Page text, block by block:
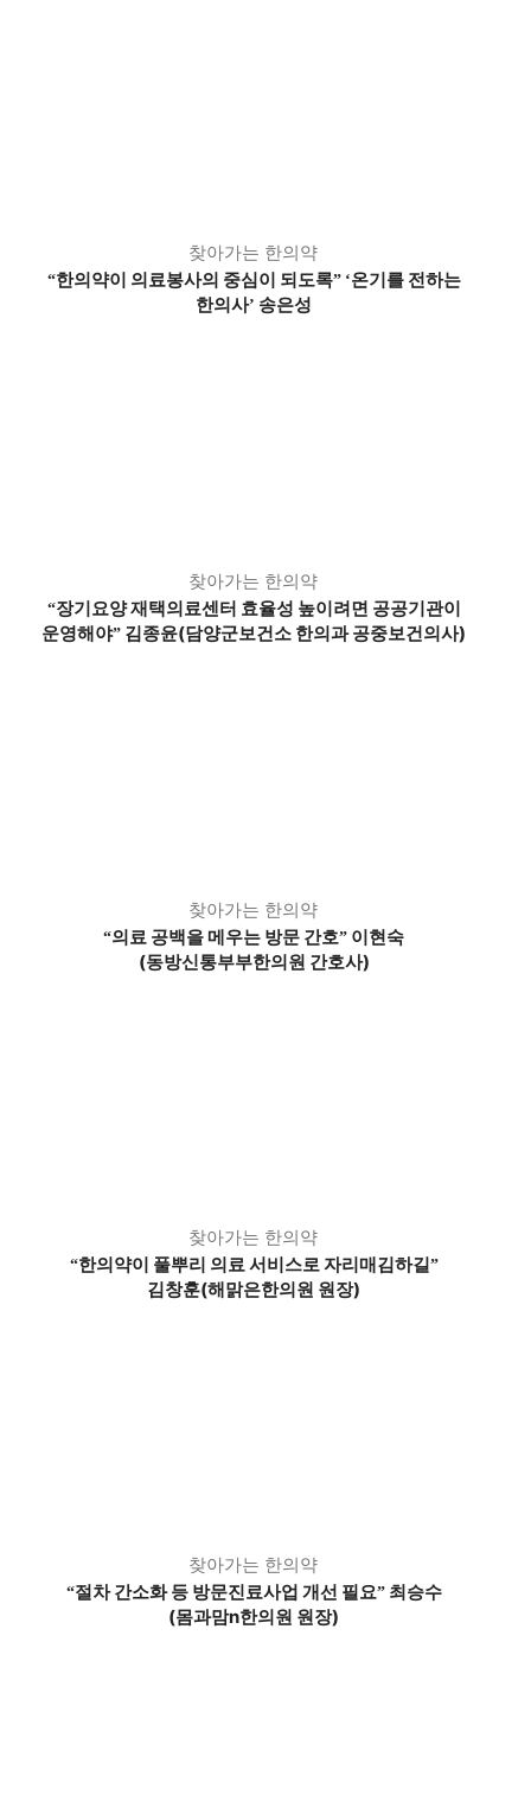
찾아가는 한의약
“한의약이 의료봉사의 중심이 되도록” ‘온기를 전하는
한의사’ 송은성
찾아가는 한의약
“장기요양 재택의료센터 효율성 높이려면 공공기관이
운영해야” 김종윤(담양군보건소 한의과 공중보건의사)
찾아가는 한의약
“의료 공백을 메우는 방문 간호” 이현숙
(동방신통부부한의원 간호사)
찾아가는 한의약
“한의약이 풀뿌리 의료 서비스로 자리매김하길”
김창훈(해맑은한의원 원장)
찾아가는 한의약
“절차 간소화 등 방문진료사업 개선 필요”최승수
(몸과맘n한의원 원장)